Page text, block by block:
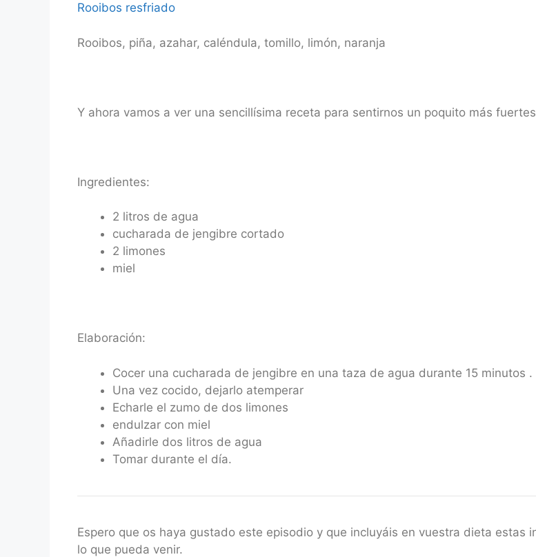
Rooibos resfriado
Rooibos, piña, azahar, caléndula, tomillo, limón, naranja
Y ahora vamos a ver una sencillísima receta para sentirnos un poquito más
Ingredientes:
2 litros de agua
cucharada de jengibre cortado
2 limones
miel
Elaboración:
Cocer una cucharada de jengibre en una taza de agua durante 15 minutos .
Una vez cocido, dejarlo atemperar
Echarle el zumo de dos limones
endulzar con miel
Añadirle dos litros de agua
Tomar durante el día.
Espero que os haya gustado este episodio y que incluyáis en vuestra dieta
lo que pueda venir.